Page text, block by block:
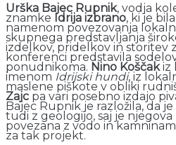
Urška Bajec Rupnik, vodja
znamke Idrija izbrano, ki je
namenom povezovanja
skupnega predstavljanja
izdelkov, pridelkov in storitev
konferenci predstavila
ponudnikoma. Nino Koščakiz
imenom Idrijski hundi, iz
maslene piškote v obliki
Zajc pa vari posebno izdajo
Bajec Rupnik je razložila, da
tudi z geologijo, saj je
povezana z vodo in
za tak projekt.